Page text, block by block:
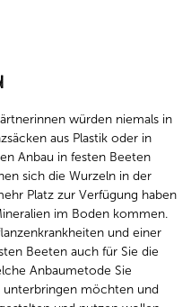
würden niemals in
aus Plastik oder in
Anbau in festen Beeten
sich die Wurzeln in der
Platz zur Verfügung haben
im Boden kommen.
und einer
Beeten auch für Sie die
Anbaumetode Sie
unterbringen möchten und